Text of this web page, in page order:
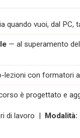
quando vuoi, dal PC,
— al superamento
lezioni con formatori
è progettato e
di lavoro | Modalità: